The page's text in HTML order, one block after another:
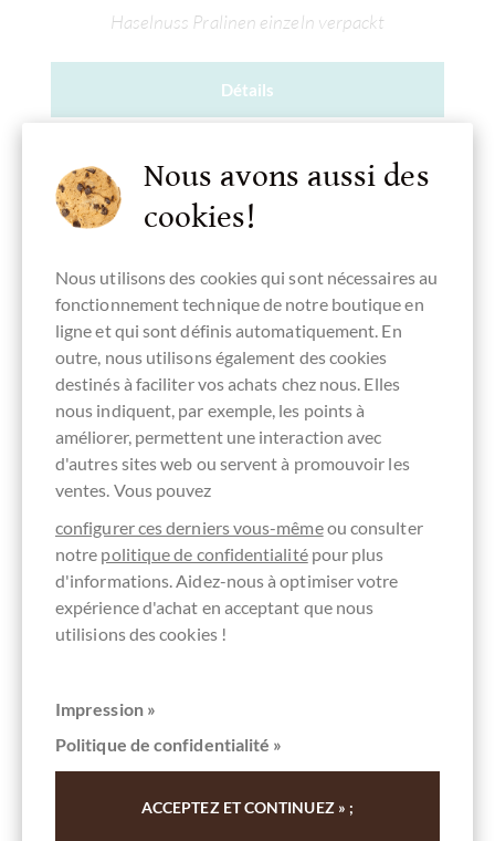
Haselnuss Pralinen einzeln verpackt
Détails
Se souv.
Nous avons aussi des
cookies!
Nous utilisons des cookies qui sont nécessaires au
fonctionnement technique de notre boutique en
ligne et qui sont définis automatiquement. En
outre, nous utilisons également des cookies
destinés à faciliter vos achats chez nous. Elles
nous indiquent, par exemple, les points à
améliorer, permettent une interaction avec
d'autres sites web ou servent à promouvoir les
ventes. Vous pouvez
configurer ces derniers vous-mêmeou consulter
notre politique de confidentialitépour plus
d'informations. Aidez-nous à optimiser votre
expérience d'achat en acceptant que nous
utilisions des cookies !
Impression »
Politique de confidentialité »
ACCEPTEZ ET CONTINUEZ » ;